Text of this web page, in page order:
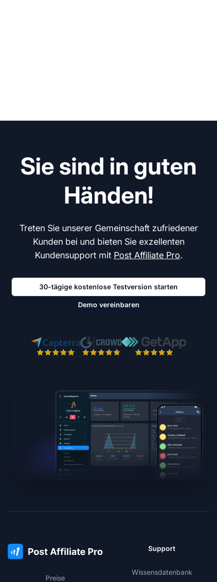
Sie sind in guten
Händen!
Treten Sie unserer Gemeinschaft zufriedener
Kunden bei und bieten Sie exzellenten
Kundensupport mit Post Affiliate Pro.
30-tägige kostenlose Testversion starten
Demo vereinbaren
Preise
Support
Wissensdatenbank